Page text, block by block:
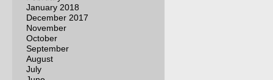
January 2018
December 2017
November
October
September
August
July